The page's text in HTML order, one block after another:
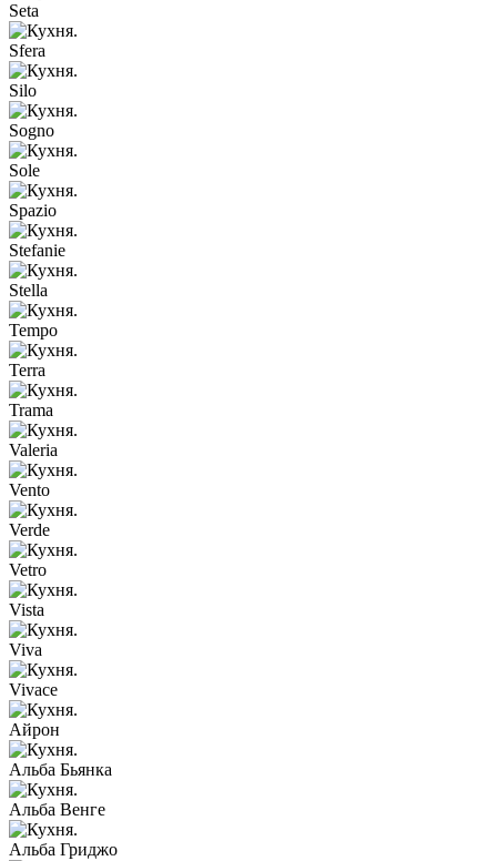
Seta
Sfera
Silo
Sogno
Sole
Spazio
Stefanie
Stella
Tempo
Terra
Trama
Valeria
Vento
Verde
Vetro
Vista
Viva
Vivace
Айрон
Альба Бьянка
Альба Венге
Альба Гриджо